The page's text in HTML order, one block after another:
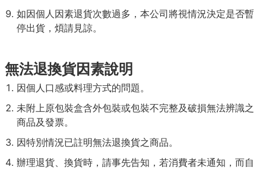
如因個人因素退貨次數過多，本公司將視情況決定是否暫
停出貨，煩請見諒。
無法退換貨因素說明
因個人口感或料理方式的問題。
未附上原包裝盒含外包裝或包裝不完整及破損無法辨識之
商品及發票。
因特別情況已註明無法退換貨之商品。
辦理退貨、換貨時，請事先告知，若消費者未通知，而自